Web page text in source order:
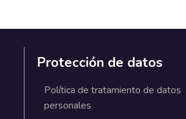
Protección de datos
Política de tratamiento de datos
personales